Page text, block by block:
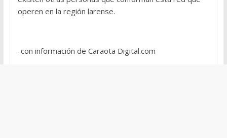
operen en la región larense.
-con información de Caraota Digital.com